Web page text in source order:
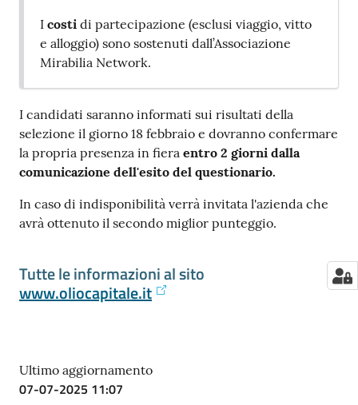
Icosti di partecipazione (esclusi viaggio, vitto
e alloggio) sono sostenuti dall’Associazione
Mirabilia Network.
I candidati saranno informati sui risultati della
selezione il giorno 18 febbraio e dovranno confermare
la propria presenza in fiera entro 2 giorni dalla
comunicazione dell'esito del questionario.
In caso di indisponibilità verrà invitata l'azienda che
avrà ottenuto il secondo miglior punteggio.
Tutte le informazioni al sito
www.oliocapitale.it
Ultimo aggiornamento
07-07-2025 11:07